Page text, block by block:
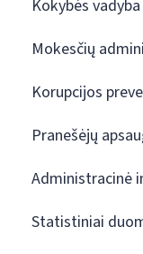
Kokybės vadyba
Mokesčių
Korupcijos
Pranešėjų
Administracinė
Statistiniai